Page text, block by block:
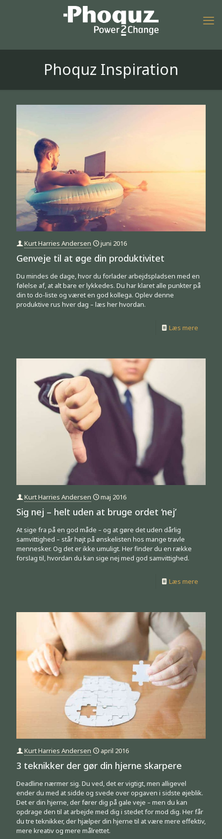
Phoquz Inspiration
Kurt Harries Andersen juni 2016
Genveje til at øge din produktivitet
Du mindes de dage, hvor du forlader arbejdspladsen med en
følelse af, at alt bare er lykkedes. Du har klaret alle punkter på
din to do-liste og været en god kollega. Oplev denne
produktive rus hver dag – læs her hvordan.
Læs mere
Kurt Harries Andersen maj 2016
Sig nej – helt uden at bruge ordet ‘nej’
At sige fra på en god måde – og at gøre det uden dårlig
samvittighed – står højt på ønskelisten hos mange travle
mennesker. Og det er ikke umuligt. Her finder du en række
forslag til, hvordan du kan sige nej med god samvittighed.
Læs mere
Kurt Harries Andersen april 2016
3 teknikker der gør din hjerne skarpere
Deadline nærmer sig. Du ved, det er vigtigt, men alligevel
ender du med at sidde og svede over opgaven i sidste øjeblik.
Det er din hjerne, der fører dig på gale veje – men du kan
opdrage den til at arbejde med dig i stedet for mod dig. Her får
du tre teknikker, der hjælper din hjerne til at være mere effektiv,
mere kreativ og mere målrettet.